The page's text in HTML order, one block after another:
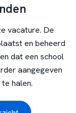
vacature. De
en beheerd
dat een school
aangegeven
halen.